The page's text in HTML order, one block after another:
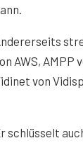
AWS, AMPP
von
schlüsselt